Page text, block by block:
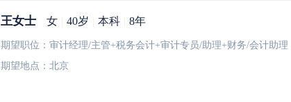
王女士 女 40岁 本科 8年
期望职位：审计经理/主管+税务会计+审计专员/助理+财务/会计助理
期望地点：北京